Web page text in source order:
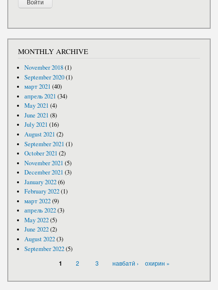
MONTHLY ARCHIVE
November 2018(1)
September 2020(1)
март 2021 (40)
апрель 2021 (34)
May 2021 (4)
June 2021 (8)
July 2021 (16)
August 2021 (2)
September 2021 (1)
October 2021 (2)
November 2021 (5)
December 2021 (3)
January 2022(6)
February 2022(1)
март 2022(9)
апрель 2022(3)
May 2022(5)
June 2022(2)
August 2022(3)
September 2022(5)
1 2 3 навбатӣ › охирин »